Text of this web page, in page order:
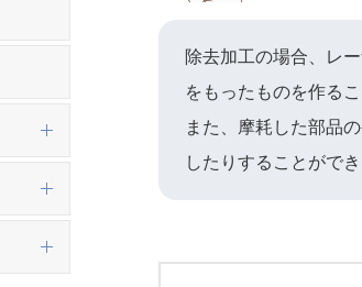
除去加工の場合、レ
をもったものを作る
また、摩耗した部品
したりすることができ